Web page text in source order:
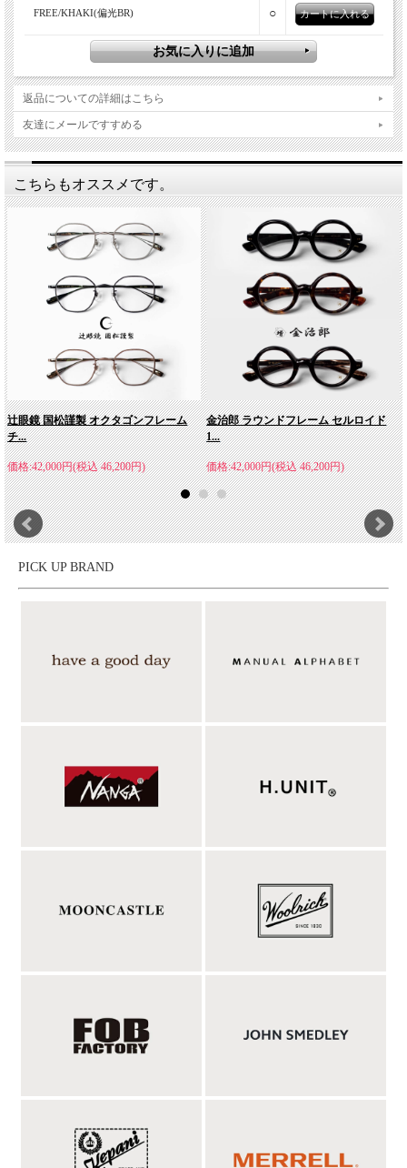
知的で柔らかいパリジャン型、外遊びも一層楽し
くなる偏光レンズモデル。
忙しい毎日をおくるすべての人に寄り添うEYE[i]＆
SKINCARE（アイ＆スキンケア）グラスを提案するSOLAIZ(ソラ
イズ)。アイケアもスキンケアもできる、SOLAIZのサングラスに
は"1本で2つの嬉しい"がつまっています。こちらはSOLAIZの、
外遊びが一層楽しくなる、反射光を抑制する偏光レンズを用いた
OUTDOOR COLLECTIONから、フレンチヴィンテージがルーツ
ダメージから守り、偏光機能も付いた唯一無二な
影響するHEVもカット、さらにシワやたるみの原因を作る近赤外
線も大幅にカット。そして不快な反射光を抑制する「まぶしさか
FREE/KHAKI(偏光BR) ○
返品についての詳細はこちら
友達にメールですすめる
こちらもオススメです。
辻眼鏡 国松謹製 オクタゴンフレーム
チ...
価格:42,000円(税込 46,200円)
金治郎 ラウンドフレーム セルロイド
1...
価格:42,000円(税込 46,200円)
PICK UP BRAND